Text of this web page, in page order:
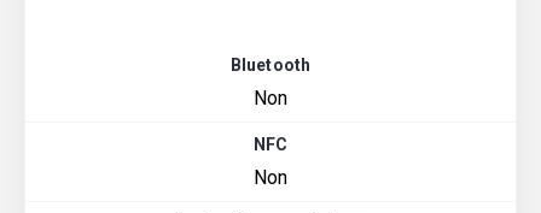
Bluetooth
Non
NFC
Non